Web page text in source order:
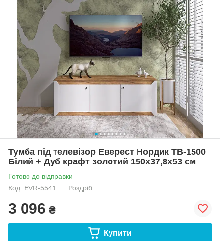
Тумба під телевізор Еверест Нордик ТВ-1500
Білий + Дуб крафт золотий 150х37,8х53 см
Готово до відправки
Код: EVR-5541
Роздріб
3 096 ₴
Купити